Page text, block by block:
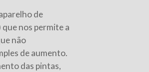
de
nos permite a
não
de aumento.
das pintas,